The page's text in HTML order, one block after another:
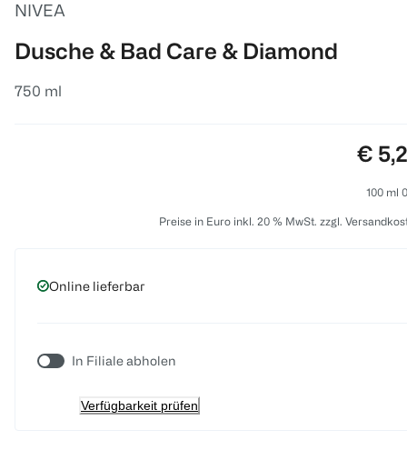
NIVEA
Dusche & Bad Care & Diamond
750 ml
€
100 ml
Preise in Euro inkl. 20 % MwSt. zzgl.
Online lieferbar
In Filiale abholen
Verfügbarkeit prüfen